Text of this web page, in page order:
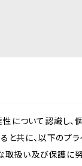
について認識し、
と共に、以下のプ
取扱い及び保護に努